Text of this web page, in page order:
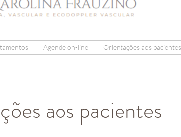
Agende on-line Orientações aos pacientes
aos pacientes